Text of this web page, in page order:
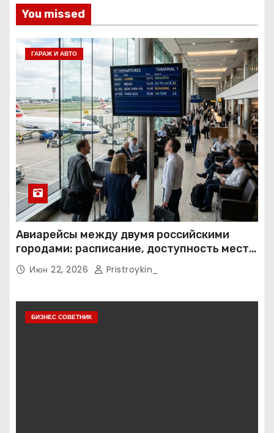
You missed
ГАРАЖ И АВТО
Авиарейсы между двумя российскими
городами: расписание, доступность мест и
тарифные условия
Июн 22, 2026 Pristroykin_
БИЗНЕС СОВЕТНИК